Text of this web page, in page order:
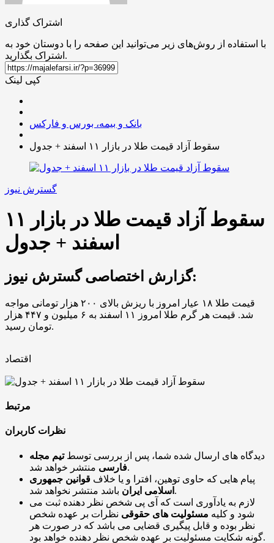
اشتراک گذاری
با استفاده از روش‌های زیر می‌توانید این صفحه را با دوستان خود به
اشتراک بگذارید.
کپی لینک
بانک و بیمه، بورس و فارکس
سقوط آزاد قیمت طلا در بازار ۱۱ اسفند + جدول
گسترش نیوز
سقوط آزاد قیمت طلا در بازار ۱۱
اسفند + جدول
گزارش اختصاصی گسترش نیوز:
قیمت طلا ۱۸ عیار امروز با ریزش بالای ۲۰۰ هزار تومانی مواجه
شد. قیمت هر گرم طلا امروز ۱۱ اسفند به ۶ میلیون و ۴۴۷ هزار
تومان رسید.
اقتصاد
مرتبط
نظرات کاربران
دیدگاه های ارسال شده شما، پس از بررسی توسطتیم مجله
فارسیمنتشر خواهد شد.
پیام هایی که حاوی توهین، افترا و یا خلاف قوانین جمهوری
اسلامی ایران باشد منتشر نخواهد شد.
لازم به یادآوری است که آی پی شخص نظر دهنده ثبت می
شود و کلیه مسئولیت های حقوقی نظرات بر عهده شخص
نظر بوده و قابل پیگیری قضایی می باشد که در صورت هر
گونه شکایت مسئولیت بر عهده شخص نظر دهنده خواهد بود.